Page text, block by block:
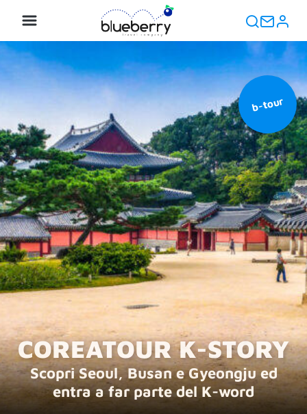
b-tour
COREATOUR K-STORY
Scopri Seoul, Busan e Gyeongju ed
entra a far parte del K-word